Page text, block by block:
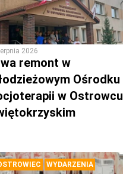
2026
remont w
Ośrodku
w Ostrowcu
WYDARZENIA